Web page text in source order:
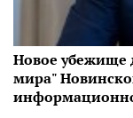
Новое убежище
мира"